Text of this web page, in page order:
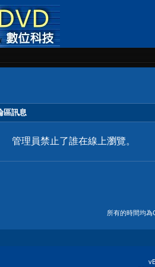
區訊息
管理員禁止了誰在線上瀏覽。
所有的時間均為